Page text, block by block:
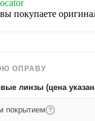
покупаете
ОПРАВУ
линзы (цена
покрытием ?